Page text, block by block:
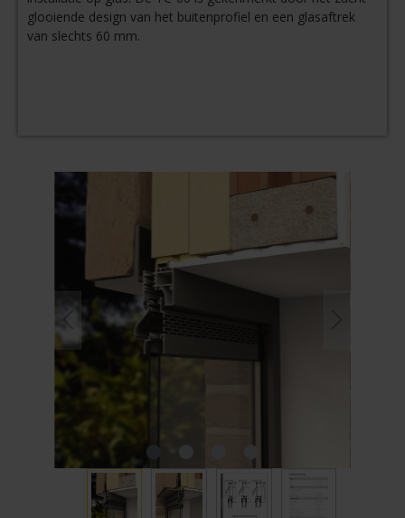
glooiende design van het buitenprofiel en een glasaftrek
van slechts 60 mm.
Afbeeldingengalerij overslaan